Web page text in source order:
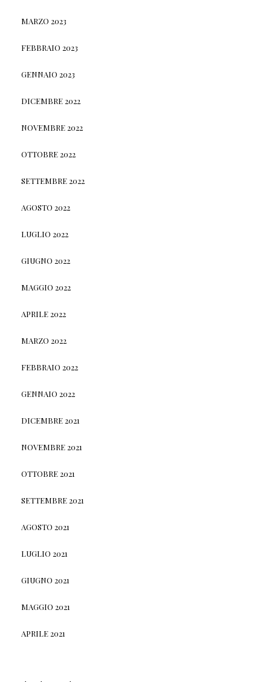
MARZO 2023
FEBBRAIO 2023
GENNAIO 2023
DICEMBRE 2022
NOVEMBRE 2022
OTTOBRE 2022
SETTEMBRE 2022
AGOSTO 2022
LUGLIO 2022
GIUGNO 2022
MAGGIO 2022
APRILE 2022
MARZO 2022
FEBBRAIO 2022
GENNAIO 2022
DICEMBRE 2021
NOVEMBRE 2021
OTTOBRE 2021
SETTEMBRE 2021
AGOSTO 2021
LUGLIO 2021
GIUGNO 2021
MAGGIO 2021
APRILE 2021